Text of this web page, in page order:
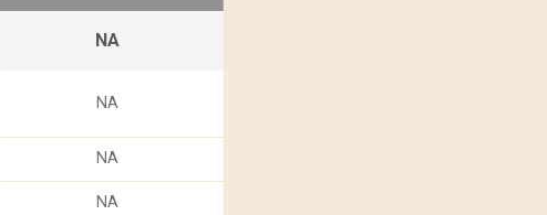
NA
NA
NA
NA